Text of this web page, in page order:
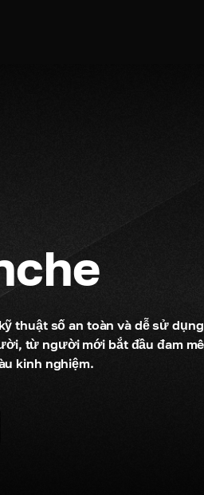
thuật số an toàn và dễ sử
từ người mới bắt đầu đam
kinh nghiệm.